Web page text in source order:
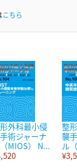
こちら
外科最小侵
術ジャーナ
MIOS） N...
整
襲
ル